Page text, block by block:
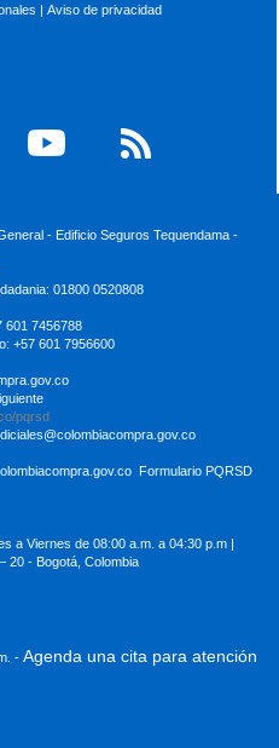
| Aviso de privacidad
- Edificio Seguros Tequendama -
01800 0520808
601 7456788
+57 601 7956600
pqrsd
Formulario PQRSD
a Viernes de 08:00 a.m. a 04:30 p.m |
20 - Bogotá, Colombia
- Agenda una cita para atención